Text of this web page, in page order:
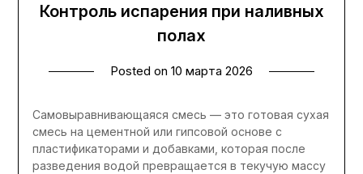
Контроль испарения при наливных
полах
Posted on 10 марта 2026
Самовыравнивающаяся смесь — это готовая сухая
смесь на цементной или гипсовой основе с
пластификаторами и добавками, которая после
разведения водой превращается в текучую массу